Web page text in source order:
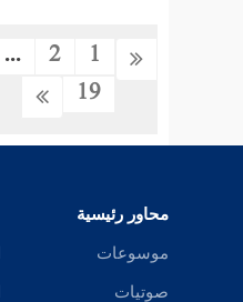
1
2
...
19
محاور رئيسية
موسوعات
صوتيات